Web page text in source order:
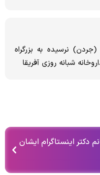
(جردن) نرسیده به بزرگراه
شبانه روزی آفریقا
دکتر اینستاگرام ایشان